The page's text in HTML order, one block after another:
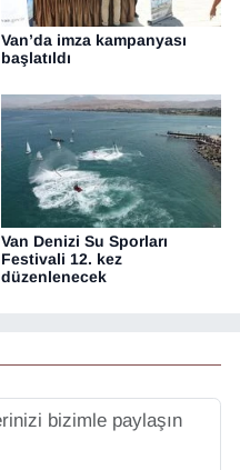
Van’da imza kampanyası
başlatıldı
Van Denizi Su Sporları
Festivali 12. kez
düzenlenecek